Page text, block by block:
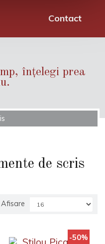
Contact
înțelegi prea
de scris
Afisare
-50%